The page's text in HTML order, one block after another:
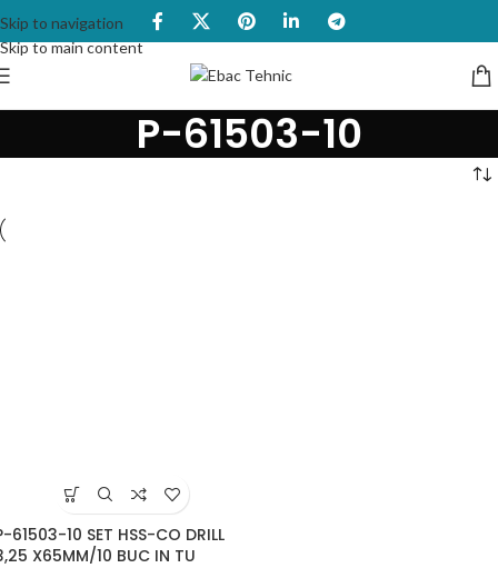
Skip to navigation
Skip to main content
P-61503-10
61503-10 SET HSS-CO DRILL
X65MM/10 BUC IN TU